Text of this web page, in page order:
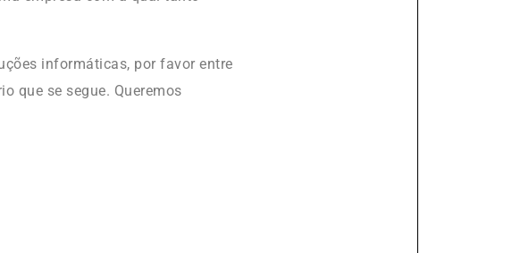
informáticas, por favor entre
que se segue. Queremos